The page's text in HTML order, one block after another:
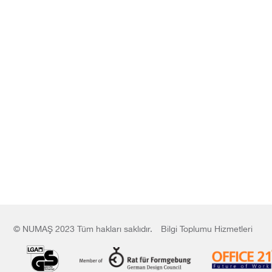
© NUMAŞ 2023 Tüm hakları saklıdır. Bilgi Toplumu Hizmetleri